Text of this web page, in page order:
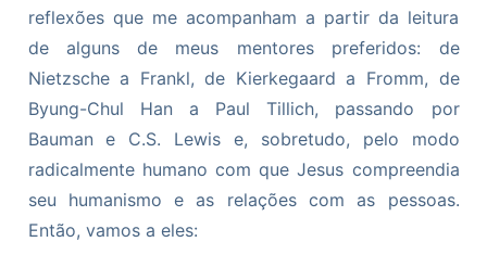
reflexões que me acompanham a partir da leitura
de alguns de meus mentores preferidos: de
Nietzsche a Frankl, de Kierkegaard a Fromm, de
Byung-Chul Han a Paul Tillich, passando por
Bauman e C.S. Lewis e, sobretudo, pelo modo
radicalmente humano com que Jesus compreendia
seu humanismo e as relações com as pessoas.
Então, vamos a eles: